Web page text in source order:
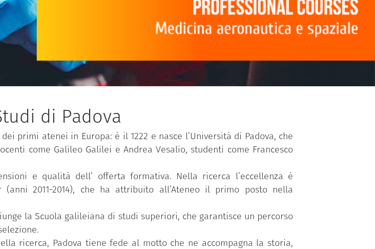
di Padova
primi atenei in Europa: è il 1222 e nasce l’Università di Padova, che
come Galileo Galilei e Andrea Vesalio, studenti come Francesco
e qualità dell’ offerta formativa. Nella ricerca l’eccellenza è
2011-2014), che ha attribuito all’Ateneo il primo posto nella
la Scuola galileiana di studi superiori, che garantisce un percorso
ricerca, Padova tiene fede al motto che ne accompagna la storia,